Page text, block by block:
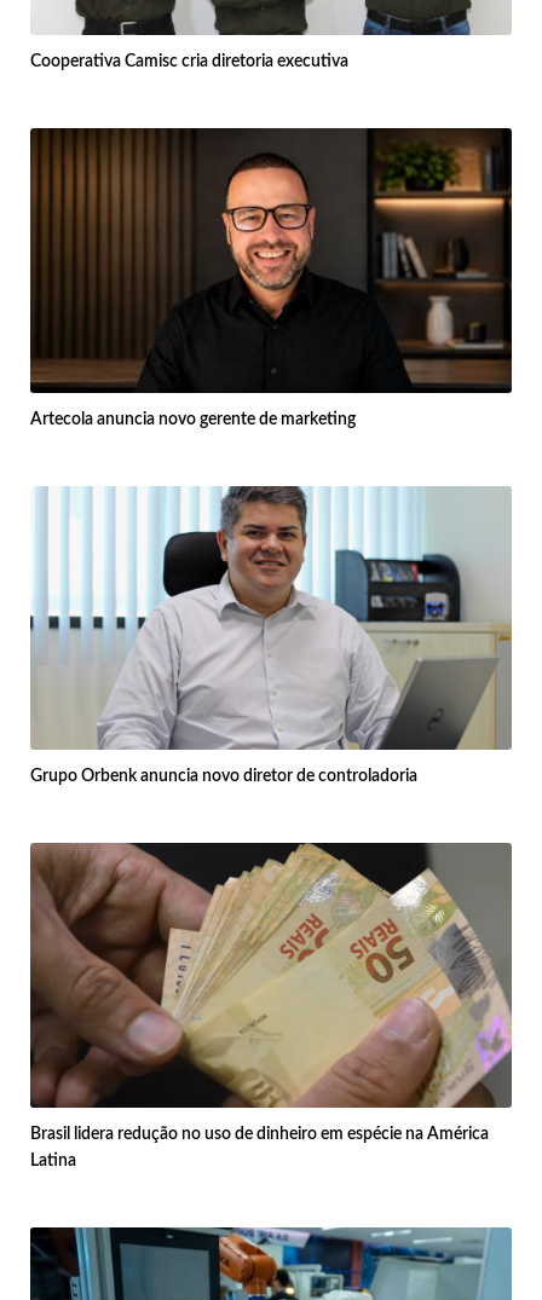
Cooperativa Camisc cria diretoria executiva
Artecola anuncia novo gerente de marketing
Grupo Orbenk anuncia novo diretor de controladoria
Brasil lidera redução no uso de dinheiro em espécie na América
Latina